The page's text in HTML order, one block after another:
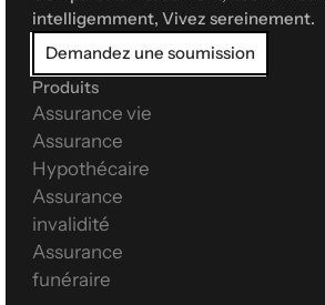
intelligemment, Vivez sereinement.
Demandez une soumission
Produits
Assurance vie
Assurance
Hypothécaire
Assurance
invalidité
Assurance
funéraire